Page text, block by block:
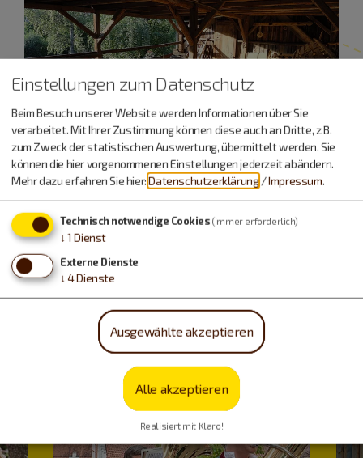
Urlaub machen, essen,
trinken…
Einstellungen zum Datenschutz
Beim Besuch unserer Website werden Informationen über Sie
verarbeitet. Mit Ihrer Zustimmung können diese auch an Dritte, z.B.
zum Zweck der statistischen Auswertung, übermittelt werden. Sie
können die hier vorgenommenen Einstellungen jederzeit abändern.
Mehr dazu erfahren Sie hier:Datenschutzerklärung /Impressum.
Technisch notwendige Cookies (immer erforderlich)
↓ 1 Dienst
Externe Dienste
↓ 4Dienste
Ausgewählte akzeptieren
Alle akzeptieren
Realisiert mit Klaro!